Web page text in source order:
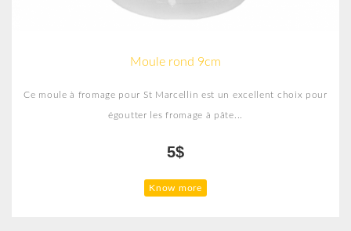
Moule rond 9cm
Ce moule à fromage pour St Marcellin est un excellent choix pour
égoutter les fromage à pâte...
5$
Know more